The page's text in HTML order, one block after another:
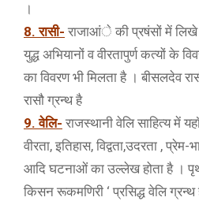
।
8. रासी- राजाआंे की प्रषंसों में लिखे
युद्ध अभियानों व वीरतापुर्ण कत्यों के
का विवरण भी मिलता है । बीसलदेव
रासौ ग्रन्थ है
9. वेलि- राजस्थानी वेलि साहित्य में
वीरता, इतिहास, विद्वता,उदरता , प्रेम-
आदि घटनाओं का उल्लेख होता है ।
किसन रूकमणिरी ‘ प्रसिद्ध वेलि ग्रन्थ